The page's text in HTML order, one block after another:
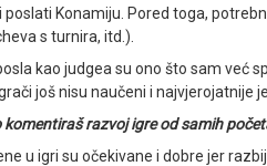
Konamiju. Pored toga,
s turnira, itd.).
kao judgea su ono što sam već
još nisu naučeni i najvjerojatnije
razvoj igre od samih
u igri su očekivane i dobre jer